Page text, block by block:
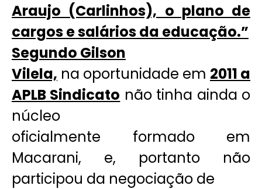
Araujo (Carlinhos), o plano de
cargos e salários da educação.”
Segundo Gilson
Vilela, na oportunidade em 2011 a
APLB Sindicato não tinha ainda o
núcleo
oficialmente formado em
Macarani, e, portanto não
participou da negociação de